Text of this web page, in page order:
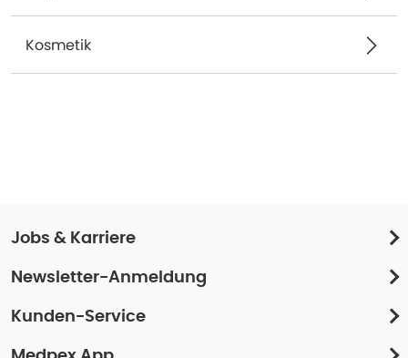
Kosmetik
Jobs & Karriere
Newsletter-Anmeldung
Kunden-Service